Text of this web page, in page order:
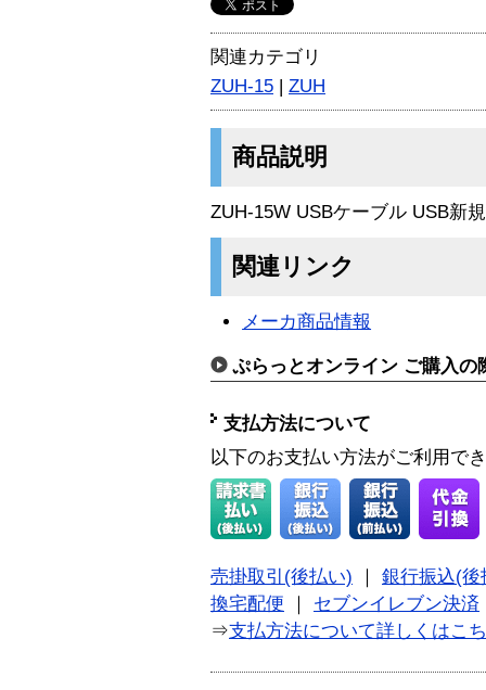
関連カテゴリ
ZUH-15 | ZUH
商品説明
ZUH-15W USBケーブル USB新
関連リンク
メーカ商品情報
ぷらっとオンライン ご購入の
支払方法について
以下のお支払い方法がご利用で
売掛取引(後払い)
銀行振込(後
換宅配便
セブンイレブン決済
⇒支払方法について詳しくはこ